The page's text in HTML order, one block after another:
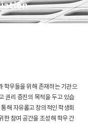
학우들을 위해 존재하는 기관으
권리 증진의 목적을 두고 있습
해 자유롭고 창의적인 학생회
한 참여 공간을 조성해 학우 간